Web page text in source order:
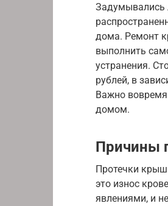
Задумывались
дома. Ремонт
выполнить
устранения.
рублей, в
Важно вовремя
домом.
Причины
Протечки
это износ
явлениями, и